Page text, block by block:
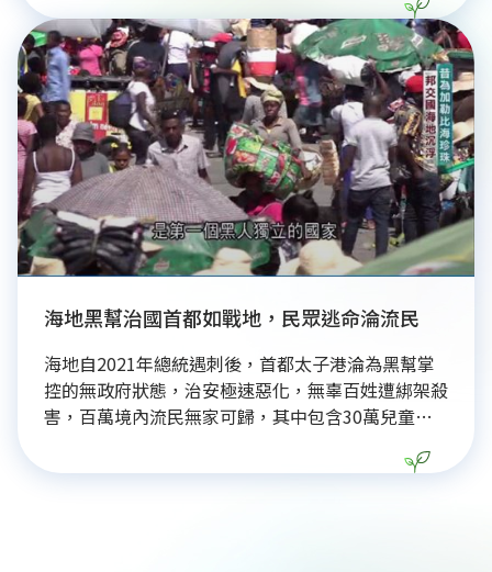
培養逆境韌性，符合ESG的機會平等與族群共融理
念。其成功歸因於嚴謹培育體系及企業獎學金等精準
資源連結，形成公私協力永續發展模式。這份勝利也
重塑了萬華城市品牌，展現其再生力與社區榮譽感。
東園國小的凱旋證明，完善治理與社會責任能讓平凡
孩子揮出震撼世界的一擊，是永續發展與社會共榮的
美好實踐。
海地黑幫治國首都如戰地，民眾逃命淪流民
海地自2021年總統遇刺後，首都太子港淪為黑幫掌
控的無政府狀態，治安極速惡化，無辜百姓遭綁架殺
害，百萬境內流民無家可歸，其中包含30萬兒童，
醫療系統受阻等困境，《消失的國界》團隊攜手世界